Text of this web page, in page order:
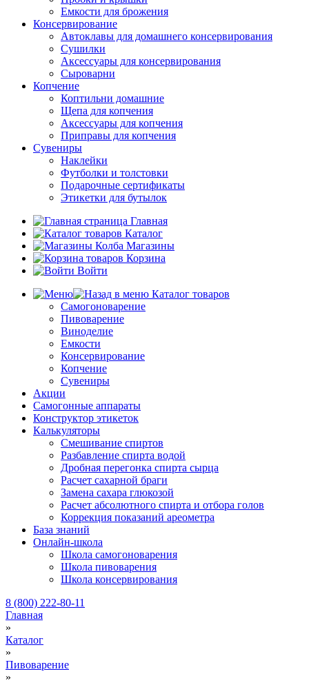
Емкости для брожения
Консервирование
Автоклавы для домашнего консервирования
Сушилки
Аксессуары для консервирования
Сыроварни
Копчение
Коптильни домашние
Щепа для копчения
Аксессуары для копчения
Приправы для копчения
Сувениры
Наклейки
Футболки и толстовки
Подарочные сертификаты
Этикетки для бутылок
Главная
Каталог
Магазины
Корзина
Войти
Каталог товаров
Самогоноварение
Пивоварение
Виноделие
Емкости
Консервирование
Копчение
Сувениры
Акции
Самогонные аппараты
Конструктор этикеток
Калькуляторы
Cмешивание спиртов
Разбавление спирта водой
Дробная перегонка спирта сырца
Расчет сахарной браги
Замена сахара глюкозой
Расчет абсолютного спирта и отбора голов
Коррекция показаний ареометра
База знаний
Онлайн-школа
Школа самогоноварения
Школа пивоварения
Школа консервирования
8 (800) 222-80-11
Главная
»
Каталог
»
Пивоварение
»